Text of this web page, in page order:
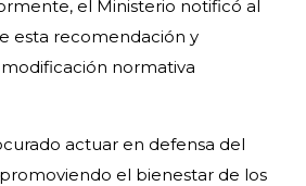
el Ministerio notificó al
esta recomendación y
normativa
actuar en defensa del
el bienestar de los